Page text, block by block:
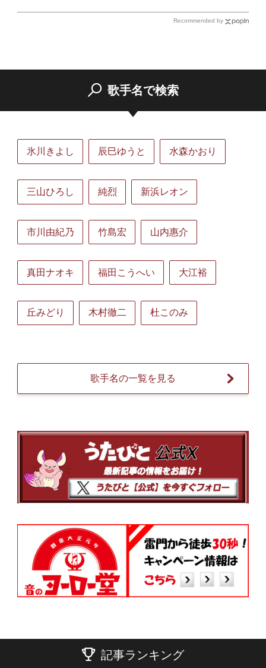
ージで熱唱
Recommended by
歌手名で検索
氷川きよし 辰巳ゆうと 水森かおり
三山ひろし 純烈 新浜レオン
市川由紀乃 竹島宏 山内惠介
真田ナオキ 福田こうへい 大江裕
丘みどり 木村徹二 杜このみ
歌手名の一覧を見る
記事ランキング